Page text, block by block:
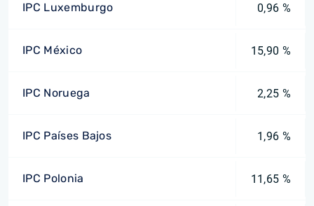
IPC Luxemburgo 0,96 %
IPC México 15,90 %
IPC Noruega 2,25 %
IPC Países Bajos 1,96 %
IPC Polonia 11,65 %